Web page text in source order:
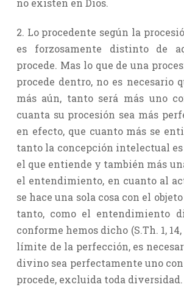
no existen en Dios.
2. Lo procedente según la
es forzosamente distinto de
procede. Mas lo que de una
procede dentro, no es necesario
más aún, tanto será más uno
cuanta su procesión sea más
en efecto, que cuanto más se
tanto la concepción intelectual
el que entiende y también más
el entendimiento, en cuanto al
se hace una sola cosa con el
tanto, como el entendimiento
conforme hemos dicho (S.Th. 1,
límite de la perfección, es
divino sea perfectamente uno
procede, excluida toda diversidad.